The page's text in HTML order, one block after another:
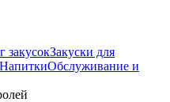
закусокЗакуски для
НапиткиОбслуживание и